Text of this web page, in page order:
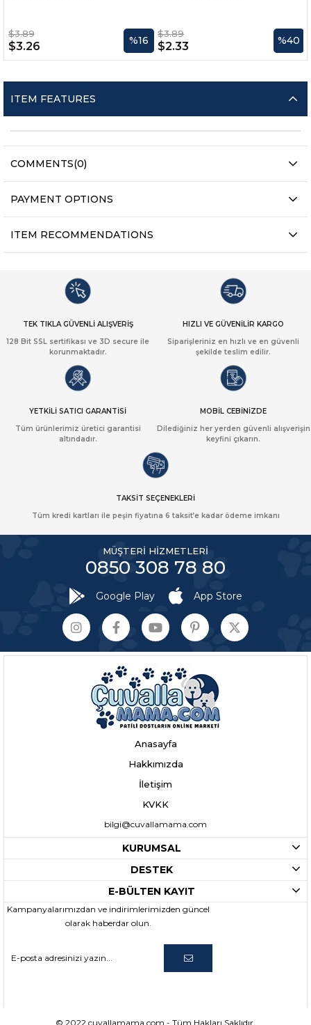
$3.89
$3.26 %16
$3.89
$2.33 %40
ITEM FEATURES
COMMENTS(0)
PAYMENT OPTIONS
ITEM RECOMMENDATIONS
TEK TIKLA GÜVENLİ ALIŞVERİŞ
128 Bit SSL sertifikası ve 3D secure ile
korunmaktadır.
HIZLI VE GÜVENİLİR KARGO
Siparişleriniz en hızlı ve en güvenli
şekilde teslim edilir.
YETKİLİ SATICI GARANTİSİ
Tüm ürünlerimiz üretici garantisi
altındadır.
MOBİL CEBİNİZDE
Dilediğiniz her yerden güvenli alışverişin
keyfini çıkarın.
TAKSİT SEÇENEKLERİ
Tüm kredi kartları ile peşin fiyatına 6 taksit’e kadar ödeme imkanı
MÜŞTERİ HİZMETLERİ
0850 308 78 80
Google Play App Store
Anasayfa
Hakkımızda
İletişim
KVKK
bilgi@cuvallamama.com
KURUMSAL
DESTEK
E-BÜLTEN KAYIT
Kampanyalarımızdan ve indirimlerimizden güncel
olarak haberdar olun.
© 2022 cuvallamama.com - Tüm Hakları Saklıdır.